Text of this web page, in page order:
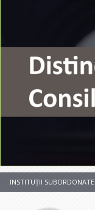
INSTITUȚII SUBORDONATE